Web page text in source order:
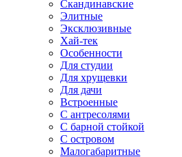
Скандинавские
Элитные
Эксклюзивные
Хай-тек
Особенности
Для студии
Для хрущевки
Для дачи
Встроенные
С антресолями
С барной стойкой
С островом
Малогабаритные